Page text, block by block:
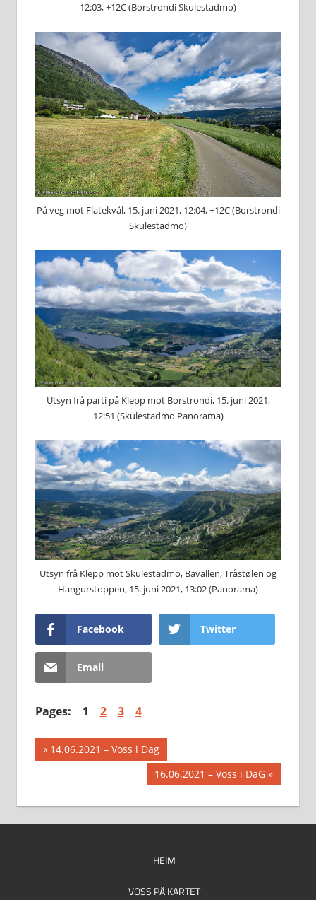
12:03, +12C (Borstrondi Skulestadmo)
På veg mot Flatekvål, 15. juni 2021, 12:04, +12C (Borstrondi
Skulestadmo)
Utsyn frå parti på Klepp mot Borstrondi, 15. juni 2021,
12:51 (Skulestadmo Panorama)
Utsyn frå Klepp mot Skulestadmo, Bavallen, Tråstølen og
Hangurstoppen, 15. juni 2021, 13:02 (Panorama)
Facebook Twitter
Email
Pages: 1 2 3 4
Innleggsnavigasjon
Previous
Post:
14.06.2021 – Voss i Dag
Next
Post:
16.06.2021 – Voss i DaG
HEIM
VOSS PÅ KARTET